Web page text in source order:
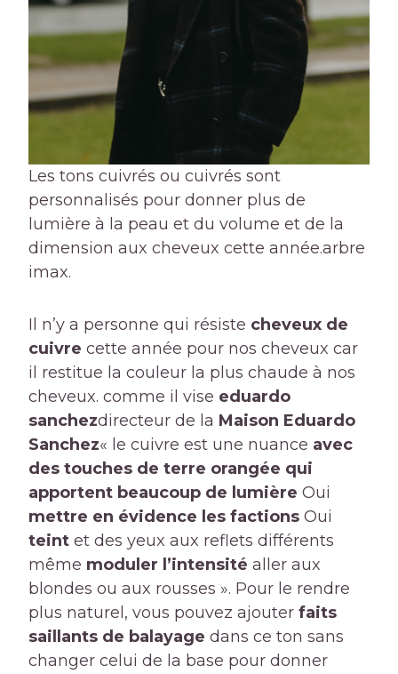
Les tons cuivrés ou cuivrés sont
personnalisés pour donner plus de
lumière à la peau et du volume et de la
dimension aux cheveux cette année.arbre
imax.
Il n’y a personne qui résiste cheveux de
cuivre cette année pour nos cheveux car
il restitue la couleur la plus chaude à nos
cheveux. comme il vise eduardo
sanchezdirecteur de la Maison Eduardo
Sanchez« le cuivre est une nuance avec
des touches de terre orangée qui
apportent beaucoup de lumière Oui
mettre en évidence les factions Oui
teint et des yeux aux reflets différents
même moduler l’intensité aller aux
blondes ou aux rousses ». Pour le rendre
plus naturel, vous pouvez ajouter faits
saillants de balayage dans ce ton sans
changer celui de la base pour donner